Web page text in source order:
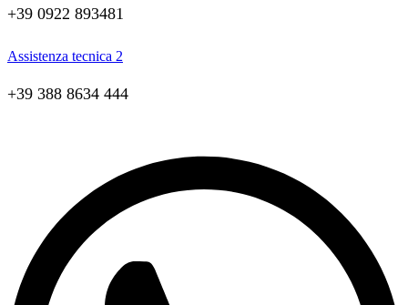
+39 0922 893481
Assistenza tecnica 2
+39 388 8634 444